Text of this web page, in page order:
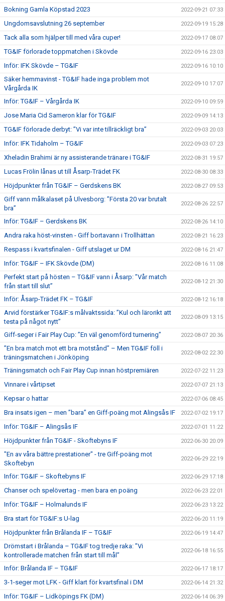
Bokning Gamla Köpstad 2023 2022-09-21 07:33
Ungdomsavslutning 26 september 2022-09-19 15:28
Tack alla som hjälper till med våra cuper! 2022-09-17 08:07
TG&IF förlorade toppmatchen i Skövde 2022-09-16 23:03
Inför: IFK Skövde – TG&IF 2022-09-16 10:10
Säker hemmavinst - TG&IF hade inga problem mot
Vårgårda IK
2022-09-10 17:07
Inför: TG&IF – Vårgårda IK 2022-09-10 09:59
Jose Maria Cid Sameron klar för TG&IF 2022-09-09 14:13
TG&IF förlorade derbyt: ”Vi var inte tillräckligt bra” 2022-09-03 20:03
Inför: IFK Tidaholm – TG&IF 2022-09-03 07:23
Xheladin Brahimi är ny assisterande tränare i TG&IF 2022-08-31 19:57
Lucas Frölin lånas ut till Åsarp-Trädet FK 2022-08-30 08:33
Höjdpunkter från TG&IF – Gerdskens BK 2022-08-27 09:53
Giff vann målkalaset på Ulvesborg: ”Första 20 var brutalt
bra”
2022-08-26 22:57
Inför: TG&IF – Gerdskens BK 2022-08-26 14:10
Andra raka höst-vinsten - Giff bortavann i Trollhättan 2022-08-21 16:23
Respass i kvartsfinalen - Giff utslaget ur DM 2022-08-16 21:47
Inför: TG&IF – IFK Skövde (DM) 2022-08-16 11:08
Perfekt start på hösten – TG&IF vann i Åsarp: ”Vår match
från start till slut”
2022-08-12 21:30
Inför: Åsarp-Trädet FK – TG&IF 2022-08-12 16:18
Arvid förstärker TG&IF:s målvaktssida: ”Kul och lärorikt att
testa på något nytt”
2022-08-09 13:15
Giff-seger i Fair Play Cup: ”En väl genomförd turnering” 2022-08-07 20:36
”En bra match mot ett bra motstånd” – Men TG&IF föll i
träningsmatchen i Jönköping
2022-08-02 22:30
Träningsmatch och Fair Play Cup innan höstpremiären 2022-07-22 11:23
Vinnare i vårtipset 2022-07-07 21:13
Kepsar o hattar 2022-07-06 08:45
Bra insats igen – men ”bara” en Giff-poäng mot Alingsås IF 2022-07-02 19:17
Inför: TG&IF – Alingsås IF 2022-07-01 11:22
Höjdpunkter från TG&IF - Skoftebyns IF 2022-06-30 20:09
"En av våra bättre prestationer" - tre Giff-poäng mot
Skoftebyn
2022-06-29 22:19
Inför: TG&IF – Skoftebyns IF 2022-06-29 17:18
Chanser och spelövertag - men bara en poäng 2022-06-23 22:01
Inför: TG&IF – Holmalunds IF 2022-06-23 13:22
Bra start för TG&IF:s U-lag 2022-06-20 11:19
Höjdpunkter från Brålanda IF – TG&IF 2022-06-19 14:47
Drömstart i Brålanda – TG&IF tog tredje raka: ”Vi
kontrollerade matchen från start till mål”
2022-06-18 16:55
Inför: Brålanda IF – TG&IF 2022-06-17 18:17
3-1-seger mot LFK - Giff klart för kvartsfinal i DM 2022-06-14 21:32
Inför: TG&IF – Lidköpings FK (DM) 2022-06-14 06:39